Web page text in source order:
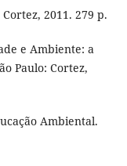
Cortez, 2011. 279 p.
e Ambiente: a
Paulo: Cortez,
Ambiental.